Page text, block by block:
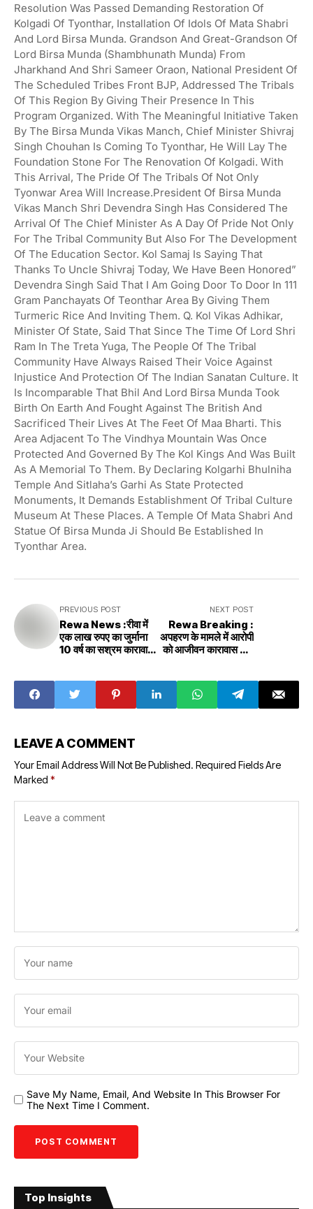
Resolution Was Passed Demanding Restoration Of
Kolgadi Of Tyonthar, Installation Of Idols Of Mata Shabri
And Lord Birsa Munda. Grandson And Great-Grandson Of
Lord Birsa Munda (Shambhunath Munda) From
Jharkhand And Shri Sameer Oraon, National President Of
The Scheduled Tribes Front BJP, Addressed The Tribals
Of This Region By Giving Their Presence In This
Program Organized. With The Meaningful Initiative Taken
By The Birsa Munda Vikas Manch, Chief Minister Shivraj
Singh Chouhan Is Coming To Tyonthar, He Will Lay The
Foundation Stone For The Renovation Of Kolgadi. With
This Arrival, The Pride Of The Tribals Of Not Only
Tyonwar Area Will Increase.President Of Birsa Munda
Vikas Manch Shri Devendra Singh Has Considered The
Arrival Of The Chief Minister As A Day Of Pride Not Only
For The Tribal Community But Also For The Development
Of The Education Sector. Kol Samaj Is Saying That
Thanks To Uncle Shivraj Today, We Have Been Honored”
Devendra Singh Said That I Am Going Door To Door In 111
Gram Panchayats Of Teonthar Area By Giving Them
Turmeric Rice And Inviting Them. Q. Kol Vikas Adhikar,
Minister Of State, Said That Since The Time Of Lord Shri
Ram In The Treta Yuga, The People Of The Tribal
Community Have Always Raised Their Voice Against
Injustice And Protection Of The Indian Sanatan Culture. It
Is Incomparable That Bhil And Lord Birsa Munda Took
Birth On Earth And Fought Against The British And
Sacrificed Their Lives At The Feet Of Maa Bharti. This
Area Adjacent To The Vindhya Mountain Was Once
Protected And Governed By The Kol Kings And Was Built
As A Memorial To Them. By Declaring Kolgarhi Bhulniha
Temple And Sitlaha’s Garhi As State Protected
Monuments, It Demands Establishment Of Tribal Culture
Museum At These Places. A Temple Of Mata Shabri And
Statue Of Birsa Munda Ji Should Be Established In
Tyonthar Area.
PREVIOUS POST
Rewa News :रीवा में
एक लाख रुपए का जुर्माना
10 वर्ष का सश्रम कारावास
imprisonment in
Rewa with a fine
of one lakh
NEXT POST
Rewa Breaking :
अपहरण के मामले में आरोपी
को आजीवन कारावास और
LEAVE A COMMENT
Your Email Address Will Not Be Published. Required Fields Are
Marked *
Save My Name, Email, And Website In This Browser For
The Next Time I Comment.
Top Insights